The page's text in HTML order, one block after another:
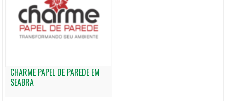
CHARME PAPEL DE PAREDE EM
SEABRA